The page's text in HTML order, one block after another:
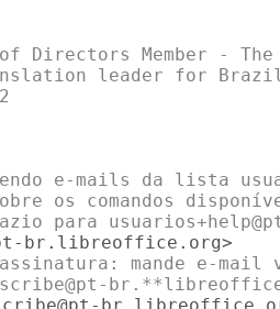
Directors Member - The
leader for
e-mails da lista
os comandos
mande e-mail